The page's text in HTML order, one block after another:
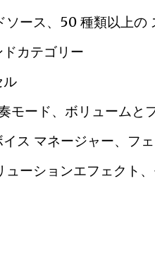
ソース、50 種類以上の
カテゴリー
ル
モード、ボリュームと
ス マネージャー、フ
ューションエフェクト